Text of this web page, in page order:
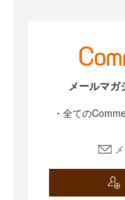
メールマガ
・全ての